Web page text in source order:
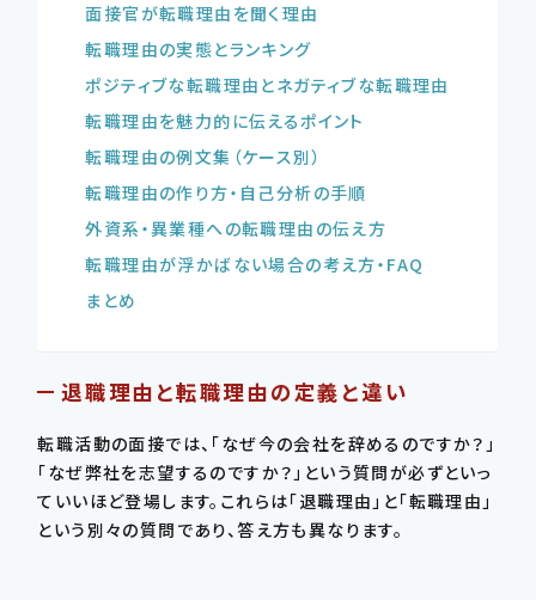
面接官が転職理由を聞く理由
転職理由の実態とランキング
ポジティブな転職理由とネガティブな転職理由
転職理由を魅力的に伝えるポイント
転職理由の例文集（ケース別）
転職理由の作り方・自己分析の手順
外資系・異業種への転職理由の伝え方
転職理由が浮かばない場合の考え方・FAQ
まとめ
退職理由と転職理由の定義と違い
転職活動の面接では、「なぜ今の会社を辞めるのですか？」
「なぜ弊社を志望するのですか？」という質問が必ずといっ
ていいほど登場します。これらは「退職理由」と「転職理由」
という別々の質問であり、答え方も異なります。